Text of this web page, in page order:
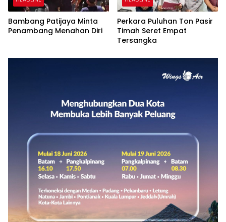
Bambang Patijaya Minta
Penambang Menahan Diri
Perkara Puluhan Ton Pasir
Timah Seret Empat
Tersangka